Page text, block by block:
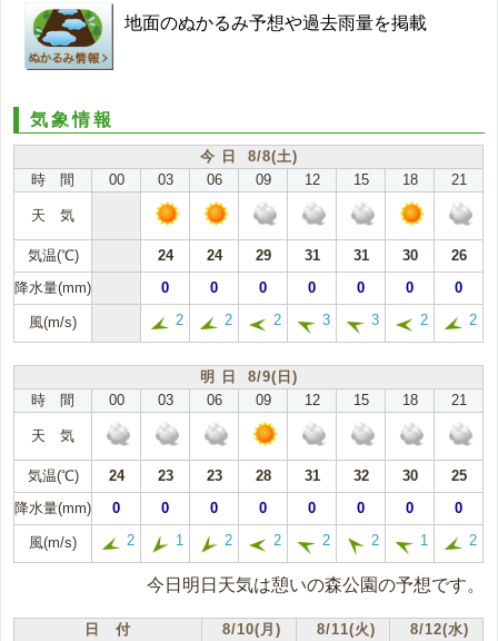
地面のぬかるみ予想や過去雨量を掲載
気象情報
今 日 8/8(土)
時 間
00 03 06 09 12 15 18 21
天 気
気温(℃) 24 24 29 31 31 30
26
降水量(mm)
0 0 0 0 0 0 0
風(m/s) 2 2 2 3 3 2 2
明 日 8/9(日)
時 間
00 03 06 09 12 15 18 21
天 気
気温(℃) 24 23 23 28 31 32 30
25
降水量(mm)
0 0 0 0 0 0 0 0
風(m/s) 2 1 2 2 2 2 1 2
今日明日天気は憩いの森公園の予想です。
日 付 8/10(月) 8/11(火) 8/12(水)